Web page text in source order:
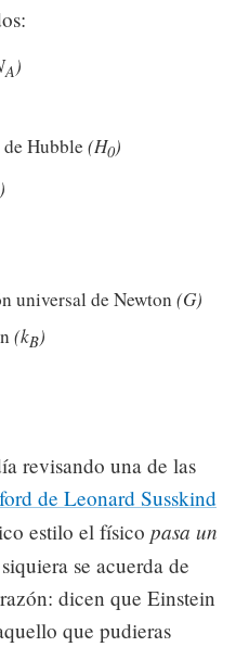
A)
Hubble(H0)
universal de Newton(G)
(kB)
revisando una de las
de Leonard Susskind
estilo el físico pasa un
se acuerda de
dicen que Einstein
que pudieras